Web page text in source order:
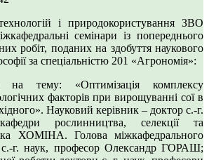
і природокористування ЗВО
семінари із попереднього
робіт, поданих на здобуття наукового
за спеціальністю 201 «Агрономія»:
тему: «Оптимізація комплексу
факторів при вирощуванні сої в
Науковий керівник – доктор с.-г.
рослинництва, селекції та
ХОМІНА. Голова міжкафедрального
г. наук, професор Олександр ГОРАШ;